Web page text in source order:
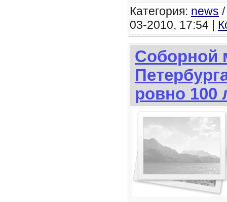
Категория: news
03-2010, 17:54 |
Соборной
ровно 100